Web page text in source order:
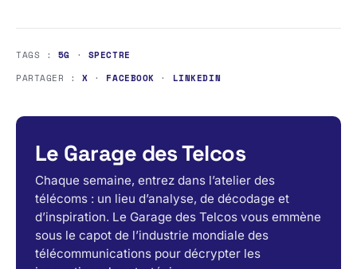
TAGS : 5G · SPECTRE
PARTAGER :X · FACEBOOK · LINKEDIN
Le Garage des Telcos
Chaque semaine, entrez dans l’atelier des
télécoms : un lieu d’analyse, de décodage et
d’inspiration. Le Garage des Telcos vous emmène
sous le capot de l’industrie mondiale des
télécommunications pour décrypter les